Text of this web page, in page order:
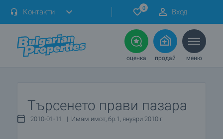
Контакти 0 Вход
оценка продай меню
Търсенето прави пазара
2010-01-11 | Имам имот, бр.1, януари 2010 г.